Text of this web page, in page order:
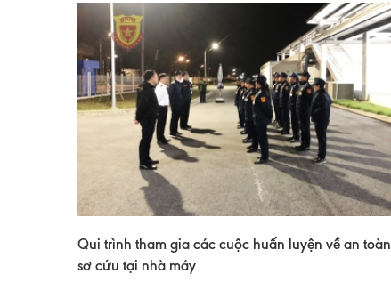
Qui trình tham gia các cuộc huấn luyện về an toàn
sơ cứu tại nhà máy